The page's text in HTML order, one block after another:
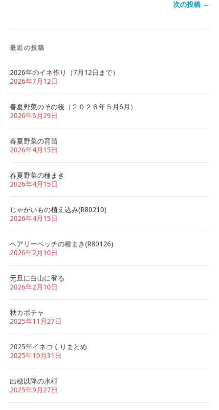
次の投稿 →
最近の投稿
2026年のイネ作り（7月12日まで）
2026年7月12日
春夏野菜のその後（２０２６年５月6月）
2026年6月29日
春夏野菜の育苗
2026年4月15日
春夏野菜の種まき
2026年4月15日
じゃがいもの植え込み(R80210)
2026年4月15日
ヘアリーベッチの種まき(R80126)
2026年2月10日
元旦に白山に登る
2026年2月10日
秋カボチャ
2025年11月27日
2025年イネつくりまとめ
2025年10月31日
出穂以降の水稲
2025年9月27日